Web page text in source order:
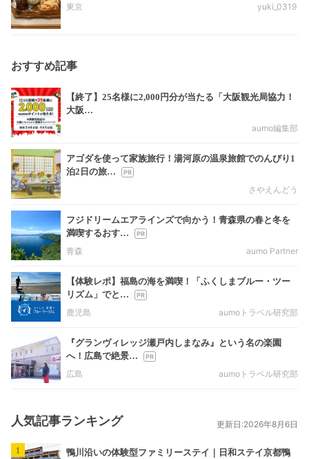
東京 yuki_0319
おすすめ記事
【終了】25名様に2,000円分が当たる「大阪観光局協力！
大阪…
aumo編集部
アゴダを使って家族旅行！湯河原の温泉旅館でのんびり1
泊2日の旅…
さやえんどう
フジドリームエアラインズで向かう！青森県の春と冬を
満喫するおす…
青森
aumo Partner
【体験レポ】福島の海を満喫！「ふくしまブルー・ツー
リズム」でと…
鹿児島
aumoトラベル研究部
『グランヴィレッジ瀬戸内しまなみ』という名の楽園
へ！広島で絶景…
広島
aumoトラベル研究部
人気記事ランキング 更新日:2026年8月6日
1
鴨川沿いの体験型ファミリーステイ｜日和ステイ京都鴨